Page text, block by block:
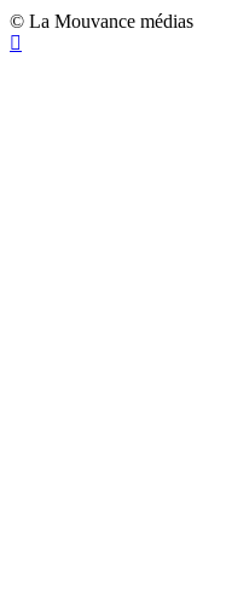
© La Mouvance médias